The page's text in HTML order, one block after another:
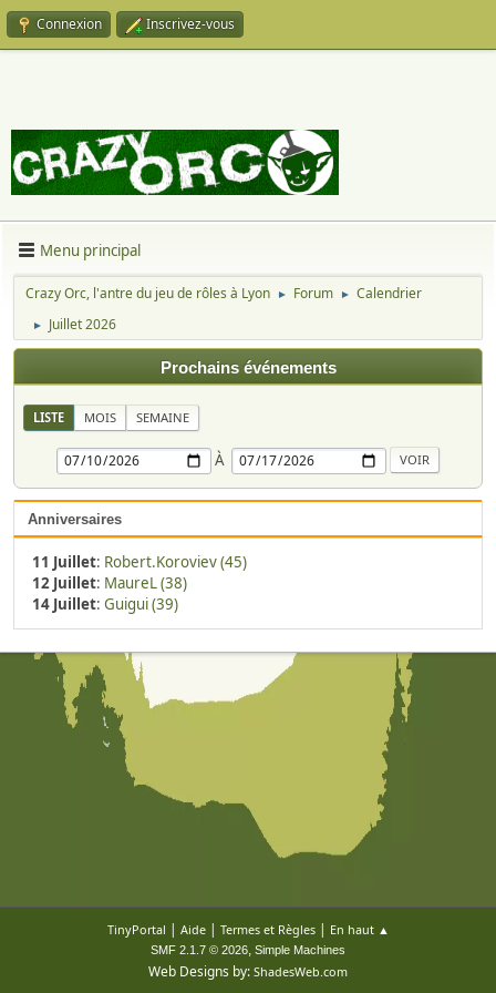
Connexion Inscrivez-vous
Menu principal
Crazy Orc, l'antre du jeu de rôles à Lyon ► Forum ► Calendrier
► Juillet 2026
Prochains événements
LISTE MOIS SEMAINE
À
Anniversaires
11 Juillet: Robert.Koroviev (45)
12 Juillet: MaureL (38)
14 Juillet: Guigui (39)
TinyPortal | Aide| Termes et Règles| En haut ▲
SMF 2.1.7 © 2026, Simple Machines
Web Designs by: ShadesWeb.com